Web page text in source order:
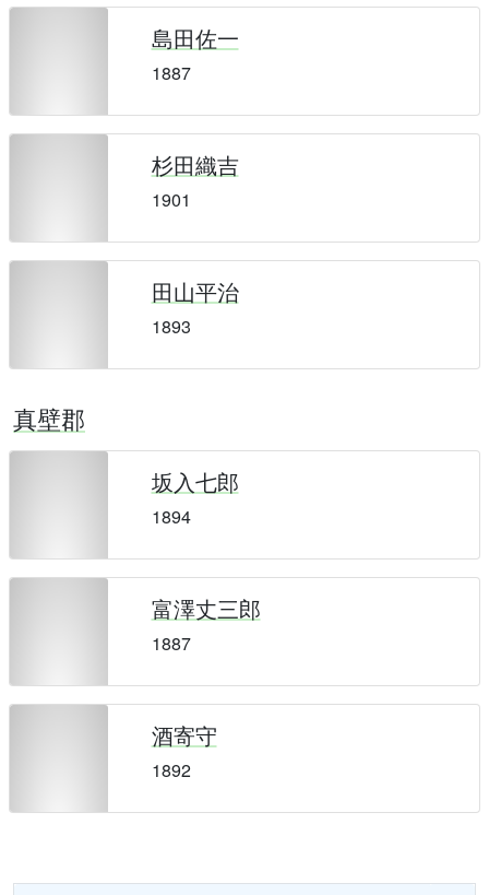
島田佐一
1887
杉田織吉
1901
田山平治
1893
真壁郡
坂入七郎
1894
富澤丈三郎
1887
酒寄守
1892